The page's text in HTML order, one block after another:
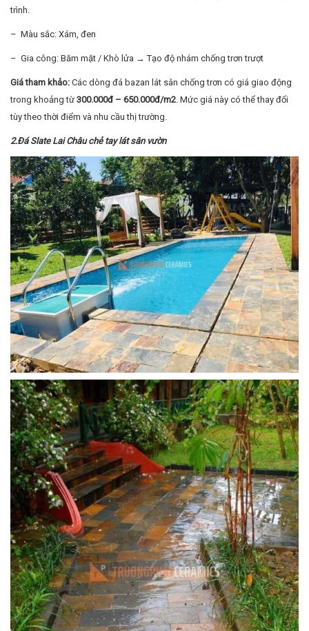
trình.
– Màu sắc: Xám, đen
– Gia công: Băm mặt / Khò lửa → Tạo độ nhám chống trơn trượt
Giá tham khảo: Các dòng đá bazan lát sân chống trơn có giá giao động
trong khoảng từ 300.000đ – 650.000đ/m2. Mức giá này có thể thay đổi
tùy theo thời điểm và nhu cầu thị trường.
2.Đá Slate Lai Châu chẻ tay lát sân vườn